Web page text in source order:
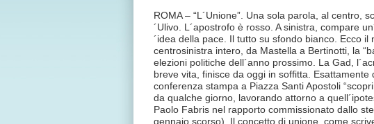
ROMA – “L´Unione”. Una sola parola, al centro,
´Ulivo. L´apostrofo è rosso. A sinistra, compare
´idea della pace. Il tutto su sfondo bianco. Ecco
centrosinistra intero, da Mastella a Bertinotti, la
elezioni politiche dell´anno prossimo. La Gad,
breve vita, finisce da oggi in soffitta.
conferenza stampa a Piazza Santi Apostoli
da qualche giorno, lavorando attorno a
Paolo Fabris nel rapporto commissionato dallo
gennaio scorso). Il concetto di unione, come